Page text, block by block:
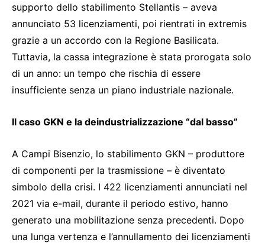
supporto dello stabilimento Stellantis – aveva
annunciato 53 licenziamenti, poi rientrati in extremis
grazie a un accordo con la Regione Basilicata.
Tuttavia, la cassa integrazione è stata prorogata solo
di un anno: un tempo che rischia di essere
insufficiente senza un piano industriale nazionale.
Il caso GKN e la deindustrializzazione “dal basso”
A Campi Bisenzio, lo stabilimento GKN – produttore
di componenti per la trasmissione – è diventato
simbolo della crisi. I 422 licenziamenti annunciati nel
2021 via e-mail, durante il periodo estivo, hanno
generato una mobilitazione senza precedenti. Dopo
una lunga vertenza e l’annullamento dei licenziamenti